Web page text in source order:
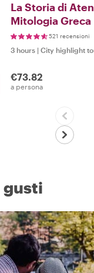
La Storia di
Mitologia Greca
521 recensioni
3 hours | City highlight
€73.82
a persona
gusti